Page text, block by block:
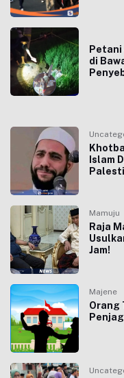
Petani
di
Islam
Mamuju
Raja
Jam!
Majene
Orang